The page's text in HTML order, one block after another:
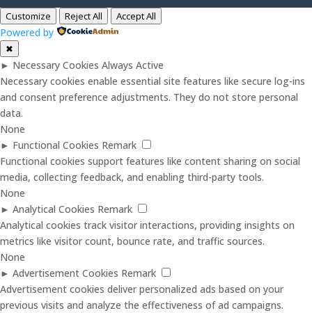
Customize Reject All Accept All
Powered by
✖
► Necessary Cookies Always Active
Necessary cookies enable essential site features like secure log-ins
and consent preference adjustments. They do not store personal
data.
None
► Functional Cookies Remark
Functional cookies support features like content sharing on social
media, collecting feedback, and enabling third-party tools.
None
► Analytical Cookies Remark
Analytical cookies track visitor interactions, providing insights on
metrics like visitor count, bounce rate, and traffic sources.
None
► Advertisement Cookies Remark
Advertisement cookies deliver personalized ads based on your
previous visits and analyze the effectiveness of ad campaigns.